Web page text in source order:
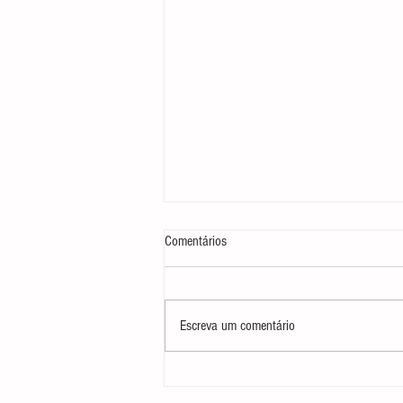
Comentários
Escreva um comentário